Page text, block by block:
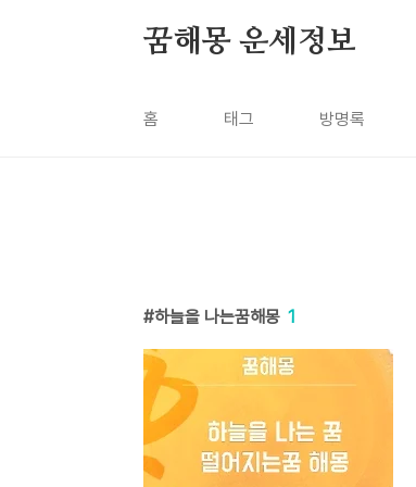
꿈해몽 운세정보
홈 태그 방명록
하늘을 나는꿈해몽 1